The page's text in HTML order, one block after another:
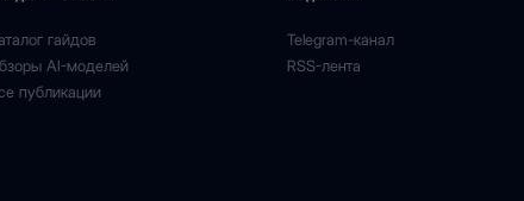
гайдов
AI-моделей
публикации
Telegram-канал
RSS-лента